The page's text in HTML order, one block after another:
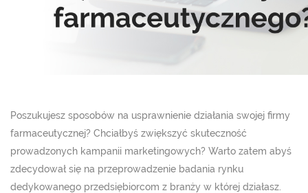
Poszukujesz sposobów na usprawnienie działania swojej firmy
farmaceutycznej? Chciałbyś zwiększyć skuteczność
prowadzonych kampanii marketingowych? Warto zatem abyś
zdecydował się na przeprowadzenie badania rynku
dedykowanego przedsiębiorcom z branży w której działasz.